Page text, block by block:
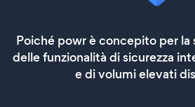
Poiché powr è concepito per la
delle funzionalità di sicurezza
e di volumi elevati